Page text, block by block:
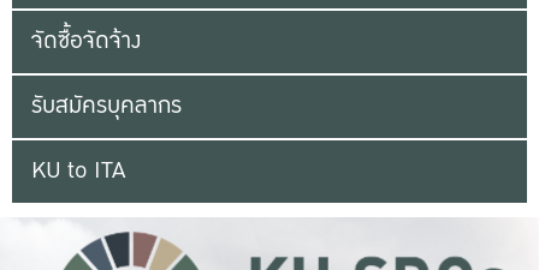
จัดซื้อจัดจ้าง
รับสมัครบุคลากร
KU to ITA